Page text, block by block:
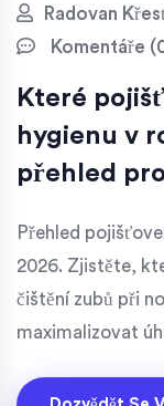
Radovan
Komentáře
Které
hygienu v
přehled
Přehled
2026. Zjistěte,
čištění zubů při
maximalizovat